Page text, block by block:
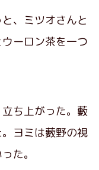
、ミツオさんと
ーロン茶を一つ
ち上がった。藪
ヨミは藪野の視
た。